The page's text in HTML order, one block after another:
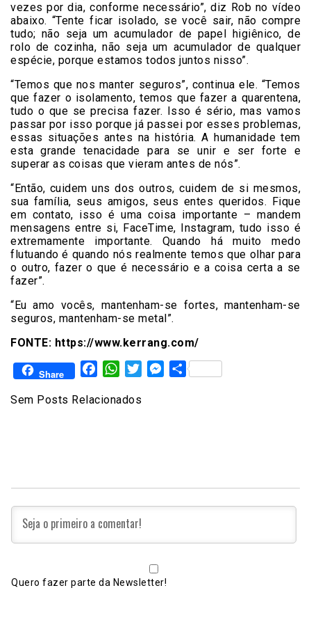
vezes por dia, conforme necessário”, diz Rob no vídeo
abaixo. “Tente ficar isolado, se você sair, não compre
tudo; não seja um acumulador de papel higiênico, de
rolo de cozinha, não seja um acumulador de qualquer
espécie, porque estamos todos juntos nisso”.
“Temos que nos manter seguros”, continua ele. “Temos
que fazer o isolamento, temos que fazer a quarentena,
tudo o que se precisa fazer. Isso é sério, mas vamos
passar por isso porque já passei por esses problemas,
essas situações antes na história. A humanidade tem
esta grande tenacidade para se unir e ser forte e
superar as coisas que vieram antes de nós”.
“Então, cuidem uns dos outros, cuidem de si mesmos,
sua família, seus amigos, seus entes queridos. Fique
em contato, isso é uma coisa importante – mandem
mensagens entre si, FaceTime, Instagram, tudo isso é
extremamente importante. Quando há muito medo
flutuando é quando nós realmente temos que olhar para
o outro, fazer o que é necessário e a coisa certa a se
fazer”.
“Eu amo vocês, mantenham-se fortes, mantenham-se
seguros, mantenham-se metal”.
FONTE: https://www.kerrang.com/
Share FacebookWhatsAppTwitterMessenger
Share
Sem Posts Relacionados
Quero fazer parte da Newsletter!